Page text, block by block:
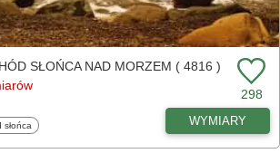
SŁOŃCA NAD MORZEM ( 4816 )
298
słońca WYMIARY